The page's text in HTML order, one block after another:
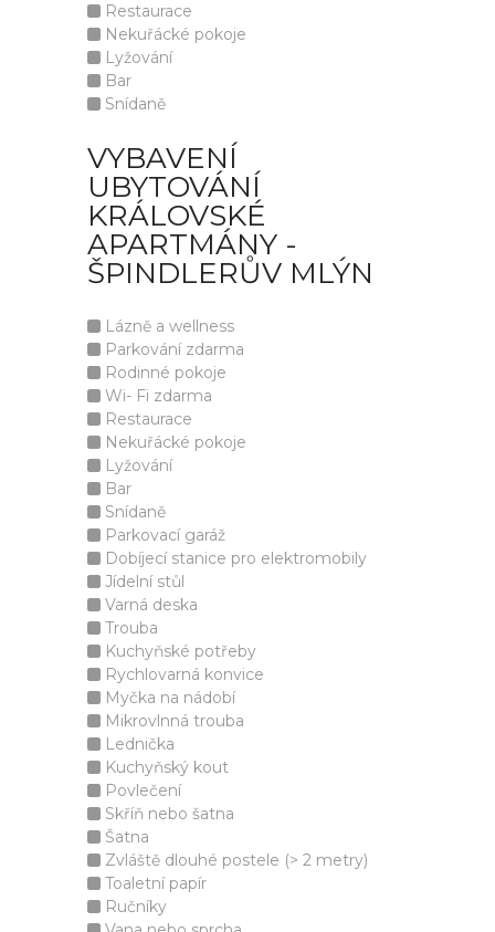
Restaurace
Nekuřácké pokoje
Lyžování
Bar
Snídaně
VYBAVENÍ
UBYTOVÁNÍ
KRÁLOVSKÉ
APARTMÁNY -
ŠPINDLERŮV MLÝN
Lázně a wellness
Parkování zdarma
Rodinné pokoje
Wi- Fi zdarma
Restaurace
Nekuřácké pokoje
Lyžování
Bar
Snídaně
Parkovací garáž
Dobíjecí stanice pro elektromobily
Jídelní stůl
Varná deska
Trouba
Kuchyňské potřeby
Rychlovarná konvice
Myčka na nádobí
Mikrovlnná trouba
Lednička
Kuchyňský kout
Povlečení
Skříň nebo šatna
Šatna
Zvláště dlouhé postele (> 2 metry)
Toaletní papír
Ručníky